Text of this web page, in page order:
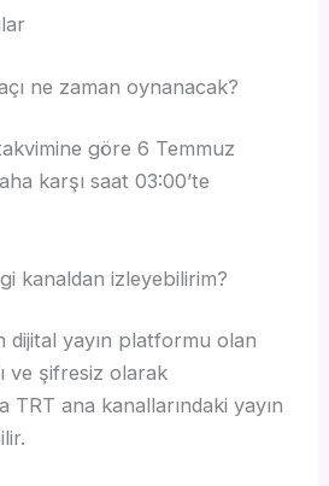
ne zaman oynanacak?
göre 6 Temmuz
karşı saat 03:00’te
kanaldan izleyebilirim?
dijital yayın platformu olan
ve şifresiz olarak
TRT ana kanallarındaki yayın